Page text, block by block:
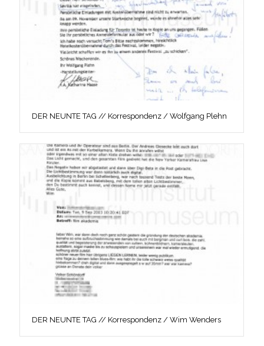
DER NEUNTE TAG // Korrespondenz / Wolfgang Plehn
DER NEUNTE TAG // Korrespondenz / Wim Wenders